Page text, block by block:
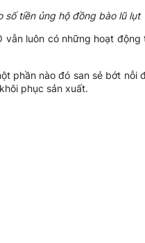
số tiền ủng hộ đồng bào lũ lụt
vẫn luôn có những hoạt
phần nào đó san sẻ bớt nỗi
phục sản xuất.